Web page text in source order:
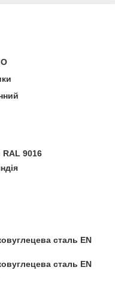
RAL 9016
сталь EN
сталь EN